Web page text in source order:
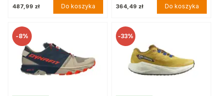
487,99 zł Do koszyka 364,49 zł Do koszyka
-8% -33%